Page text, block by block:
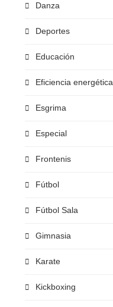
Danza
Deportes
Educación
Eficiencia energética
Esgrima
Especial
Frontenis
Fútbol
Fútbol Sala
Gimnasia
Karate
Kickboxing